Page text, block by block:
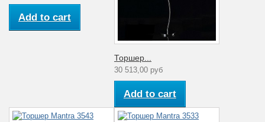
Текстиль
Коллекция
Для спальни,
гостиной, зала,
Add to cart
Торшер...
30 513,00 руб
Add to cart